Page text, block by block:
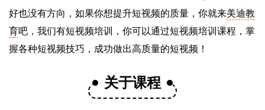
好也没有方向，如果你想提升短视频的质量，你就来美迪教
育吧，我们有短视频培训，你可以通过短视频培训课程，掌
握各种短视频技巧，成功做出高质量的短视频！
关于课程